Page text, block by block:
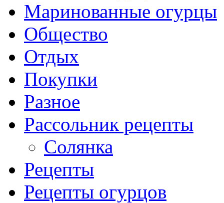
Маринованные огурцы
Общество
Отдых
Покупки
Разное
Рассольник рецепты
Солянка
Рецепты
Рецепты огурцов